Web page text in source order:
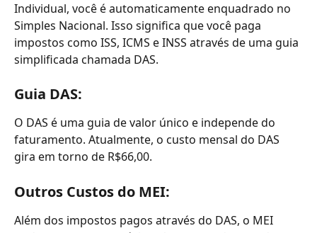
Individual, você é automaticamente enquadrado no
Simples Nacional. Isso significa que você paga
impostos como ISS, ICMS e INSS através de uma guia
simplificada chamada DAS.
Guia DAS:
O DAS é uma guia de valor único e independe do
faturamento. Atualmente, o custo mensal do DAS
gira em torno de R$66,00.
Outros Custos do MEI:
Além dos impostos pagos através do DAS, o MEI